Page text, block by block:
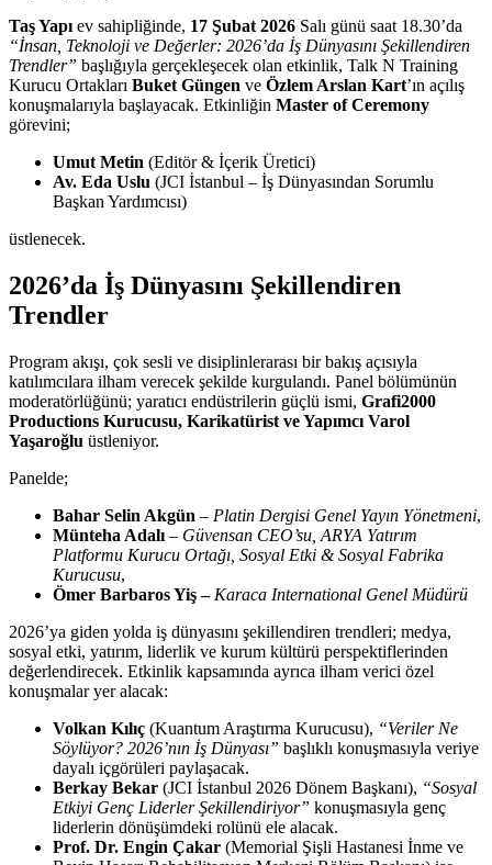
Taş Yapı ev sahipliğinde, 17 Şubat 2026 Salı günü saat 18.30’da
“İnsan, Teknoloji ve Değerler: 2026’da İş Dünyasını Şekillendiren
Trendler” başlığıyla gerçekleşecek olan etkinlik, Talk N Training
Kurucu Ortakları Buket Güngen ve Özlem Arslan Kart’ın açılış
konuşmalarıyla başlayacak. Etkinliğin Master of Ceremony
görevini;
Umut Metin (Editör & İçerik Üretici)
Av. Eda Uslu (JCI İstanbul – İş Dünyasından Sorumlu
Başkan Yardımcısı)
üstlenecek.
2026’da İş Dünyasını Şekillendiren
Trendler
Program akışı, çok sesli ve disiplinlerarası bir bakış açısıyla
katılımcılara ilham verecek şekilde kurgulandı. Panel bölümünün
moderatörlüğünü; yaratıcı endüstrilerin güçlü ismi, Grafi2000
Productions Kurucusu, Karikatürist ve Yapımcı Varol
Yaşaroğlu üstleniyor.
Panelde;
Bahar Selin Akgün – Platin Dergisi Genel Yayın Yönetmeni,
Münteha Adalı – Güvensan CEO’su, ARYA Yatırım
Platformu Kurucu Ortağı, Sosyal Etki & Sosyal Fabrika
Kurucusu,
Ömer Barbaros Yiş – Karaca International Genel Müdürü
2026’ya giden yolda iş dünyasını şekillendiren trendleri; medya,
sosyal etki, yatırım, liderlik ve kurum kültürü perspektiflerinden
değerlendirecek. Etkinlik kapsamında ayrıca ilham verici özel
konuşmalar yer alacak:
Volkan Kılıç (Kuantum Araştırma Kurucusu), “Veriler Ne
Söylüyor? 2026’nın İş Dünyası” başlıklı konuşmasıyla veriye
dayalı içgörüleri paylaşacak.
Berkay Bekar (JCI İstanbul 2026 Dönem Başkanı), “Sosyal
Etkiyi Genç Liderler Şekillendiriyor” konuşmasıyla genç
liderlerin dönüşümdeki rolünü ele alacak.
Prof. Dr. Engin Çakar (Memorial Şişli Hastanesi İnme ve